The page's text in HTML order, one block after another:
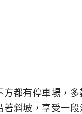
方都有停車場，
著斜坡，享受一